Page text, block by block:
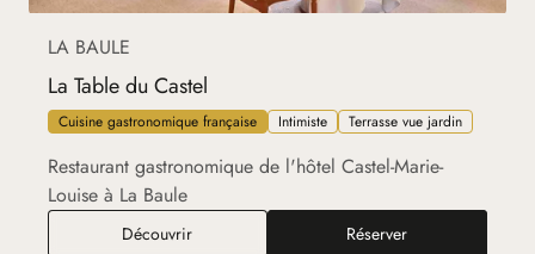
LA BAULE
La Table du Castel
Cuisine gastronomique française Intimiste Terrasse vue jardin
Restaurant gastronomique de l'hôtel Castel-Marie-
Louise à La Baule
DécouvrirLa Table du Castel Réserver